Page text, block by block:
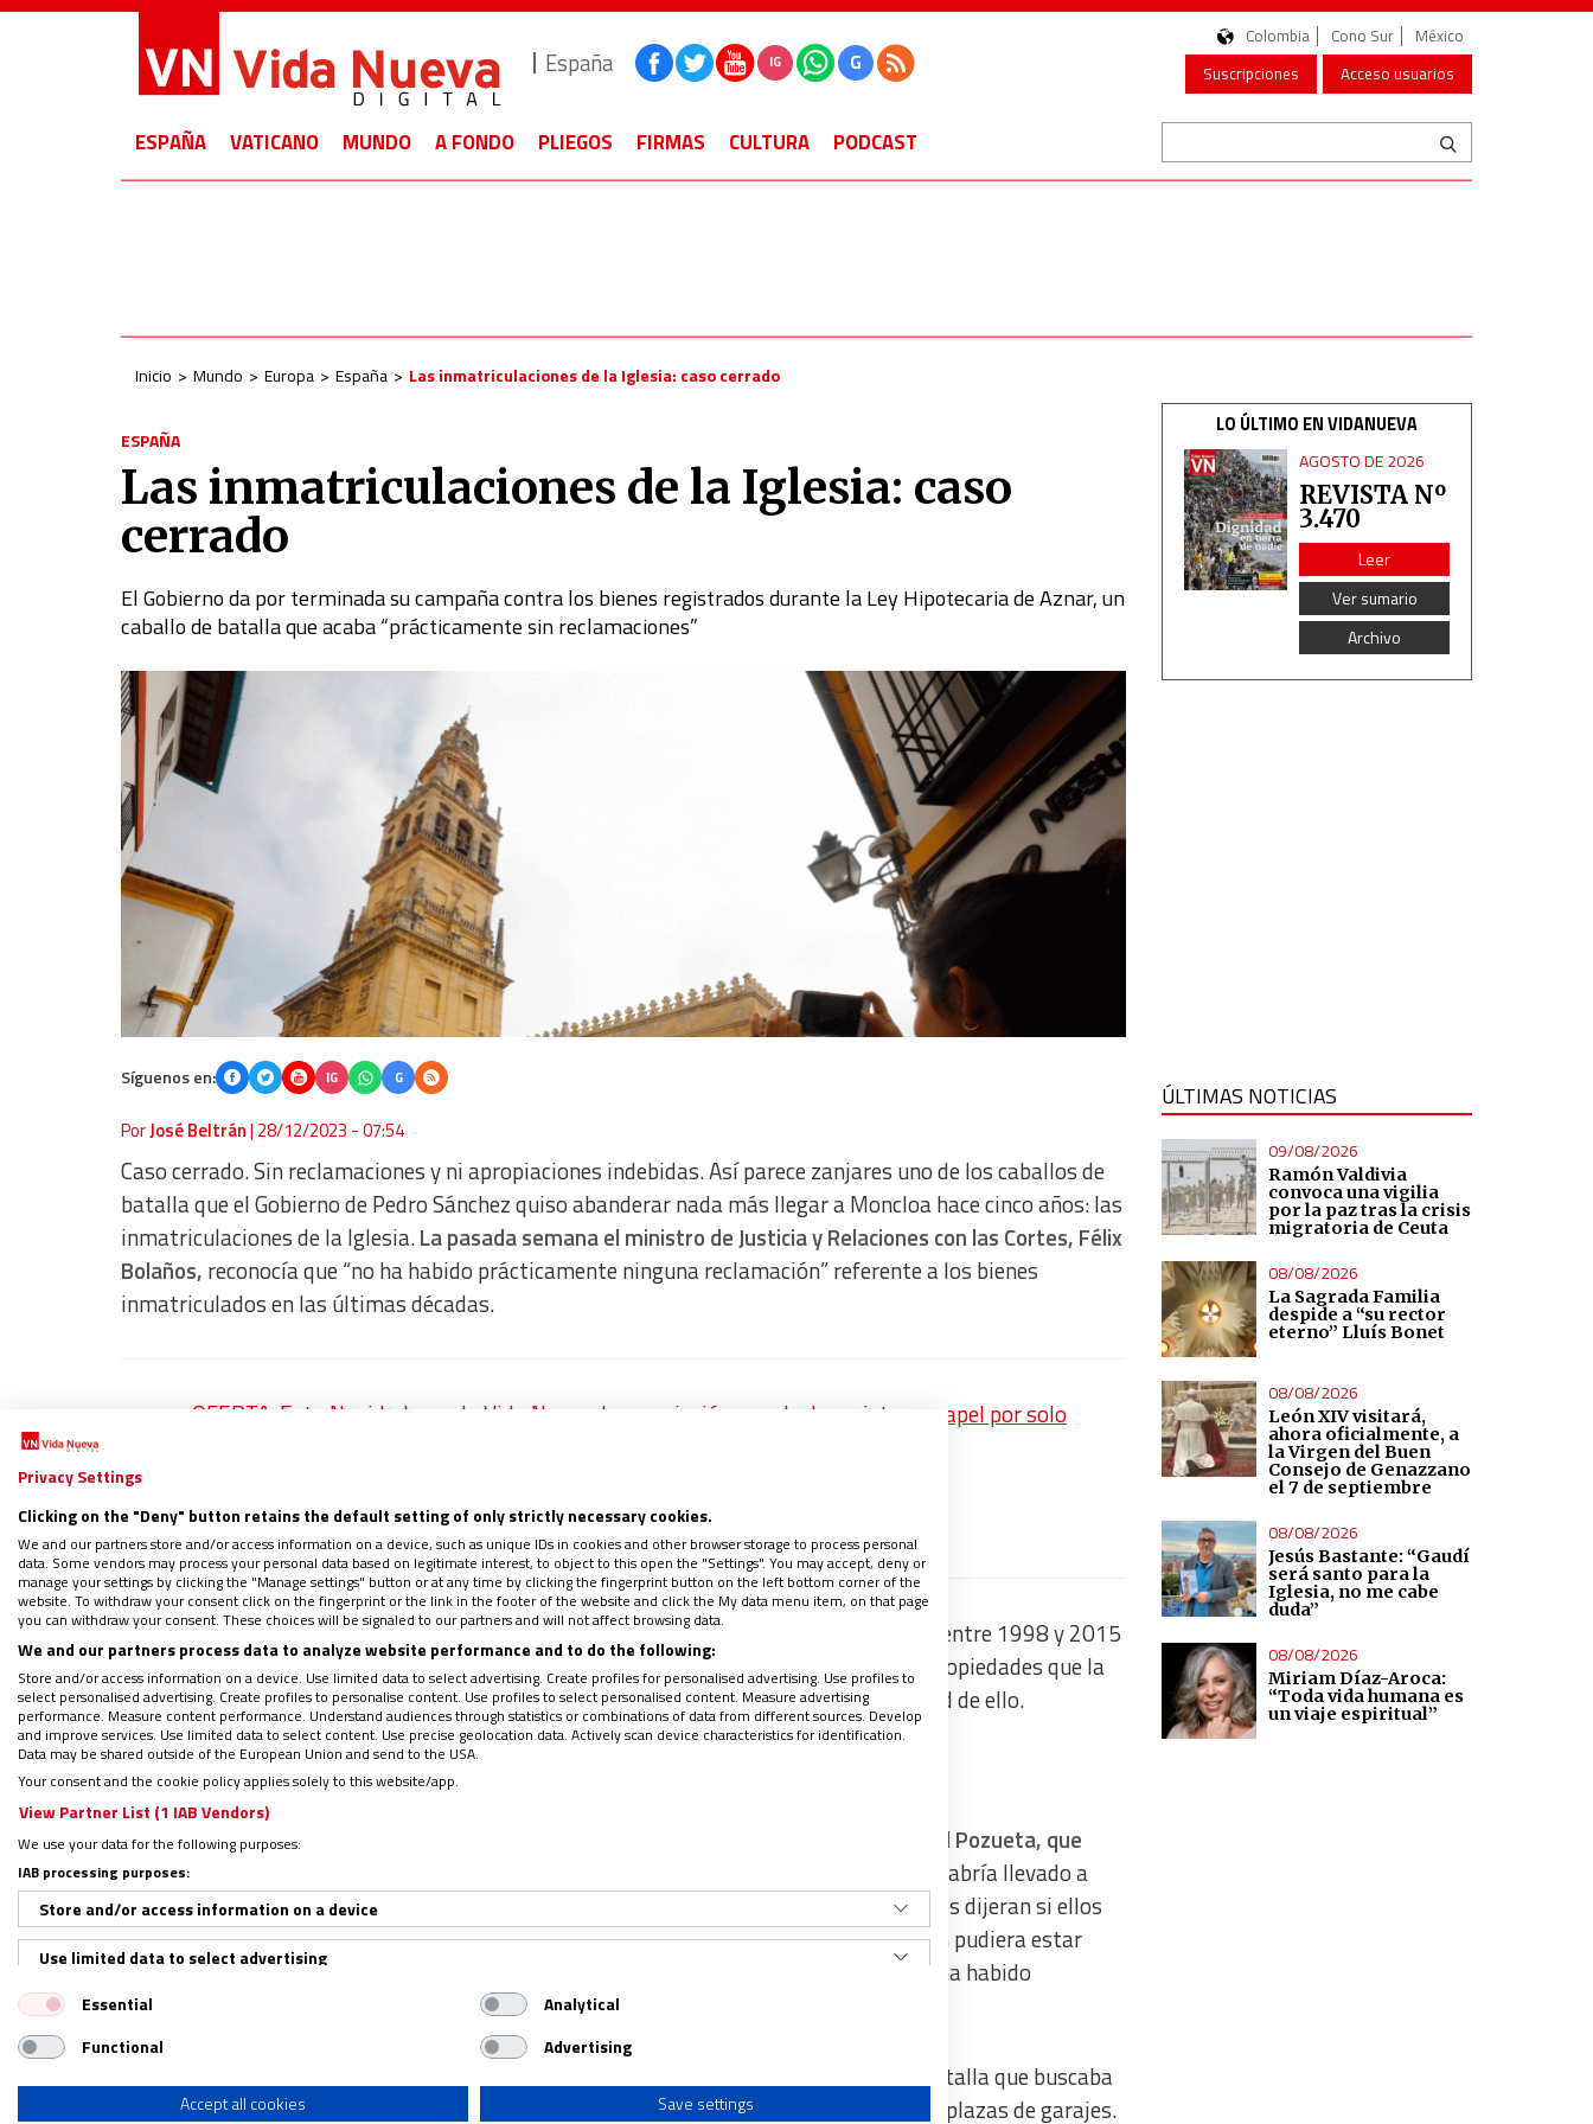
España IG G
Colombia Cono Sur
México
Suscripciones
Acceso usuarios
ESPAÑA VATICANO MUNDO A FONDO PLIEGOS FIRMAS CULTURA PODCAST
Inicio Mundo Europa España Las inmatriculaciones de la Iglesia: caso cerrado
ESPAÑA
Las inmatriculaciones de la Iglesia: caso
cerrado
El Gobierno da por terminada su campaña contra los bienes registrados durante la Ley Hipotecaria de Aznar, un
caballo de batalla que acaba “prácticamente sin reclamaciones”
Síguenos en: IG G
PorJosé Beltrán| 28/12/2023 - 07:54
Caso cerrado. Sin reclamaciones y ni apropiaciones indebidas. Así parece zanjares uno de los caballos de
batalla que el Gobierno de Pedro Sánchez quiso abanderar nada más llegar a Moncloa hace cinco años: las
inmatriculaciones de la Iglesia.La pasada semana el ministro de Justicia y Relaciones con las Cortes, Félix
Bolaños, reconocía que “no ha habido prácticamente ninguna reclamación” referente a los bienes
inmatriculados en las últimas décadas.
OFERTA: Esta Navidad, regala Vida Nueva: la suscripción anual a la revista en papel por solo
Regístrate en el boletín gratuito y recibe un avance de los contenidos
En concreto,los 35.000 bienes -más de 20.000 de ellos,lugares de culto- registrados entre 1998 y 2015
gracias a una vía que abrió la Ley Hipotecaria de José María Aznar en relación a unas propiedades que la
Iglesia sabía que eran suyas, pero que nunca llegó a inmatricular por no tener necesidad de ello.
¿De manera indebida?
Era la respuesta de Bolaños a la pregunta formulada por
la diputada de EH Bildu, Isabel Pozueta, que
instaba al Gobierno actuar para poner fin al “expolio sin precedentes”
que, según ella, habría llevado a
cabo la Iglesia. “Ese listado se envió a todos los municipios de nuestro país para que nos dijeran si ellos
entendían que había algún otro inmueble, alguna propiedad, algún terreno que también pudiera estar
inmatriculado de manera indebida por la Iglesia católica y lo cierto y verdad es que no ha habido
prácticamente ninguna reclamación”, detalló Bolaños.
Fue la entonces vicepresidenta socialista, Carmen Calvo, quien inició esta particular batalla que buscaba
destapar irregularidades en la inmatriculación, lo mismo de templos que de parcelas o plazas de garajes.
LO ÚLTIMO EN VIDANUEVA
AGOSTO DE 2026
REVISTA Nº
3.470
Leer
Ver sumario
Archivo
ÚLTIMAS NOTICIAS
09/08/2026
Ramón Valdivia
convoca una vigilia
por la paz tras la crisis
migratoria de Ceuta
08/08/2026
La Sagrada Familia
despide a “su rector
eterno” Lluís Bonet
08/08/2026
León XIV visitará,
ahora oficialmente, a
la Virgen del Buen
Consejo de Genazzano
el 7 de septiembre
08/08/2026
Jesús Bastante: “Gaudí
será santo para la
Iglesia, no me cabe
duda”
08/08/2026
Miriam Díaz-Aroca:
“Toda vida humana es
un viaje espiritual”
Privacy Settings
Clicking on the "Deny" button retains the default setting of only strictly necessary cookies.
We and our partners store and/or access information on a device, such as unique IDs in cookies and other browser storage to process personal
data. Some vendors may process your personal data based on legitimate interest, to object to this open the "Settings". You may accept, deny or
manage your settings by clicking the "Manage settings" button or at any time by clicking the fingerprint button on the left bottom corner of the
website. To withdraw your consent click on the fingerprint or the link in the footer of the website and click the My data menu item, on that page
you can withdraw your consent. These choices will be signaled to our partners and will not affect browsing data.
We and our partners process data to analyze website performance and to do the following:
Store and/or access information on a device. Use limited data to select advertising. Create profiles for personalised advertising. Use profiles to
select personalised advertising. Create profiles to personalise content. Use profiles to select personalised content. Measure advertising
performance. Measure content performance. Understand audiences through statistics or combinations of data from different sources. Develop
and improve services. Use limited data to select content. Use precise geolocation data. Actively scan device characteristics for identification.
Data may be shared outside of the European Union and send to the USA.
Your consent and the cookie policy applies solely to this website/app.
View Partner List (1 IAB Vendors)
We use your data for the following purposes:
IAB processing purposes:
Store and/or access information on a device
Use limited data to select advertising
Create profiles for personalised advertising
Use profiles to select personalised advertising
Create profiles to personalise content
Essential
Analytical
Functional
Advertising
Accept all cookies
Save settings